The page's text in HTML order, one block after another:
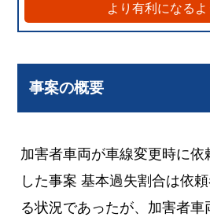
より有利になる
事案の概要
加害者車両が車線変更時に依
した事案 基本過失割合は依
る状況であったが、加害者車